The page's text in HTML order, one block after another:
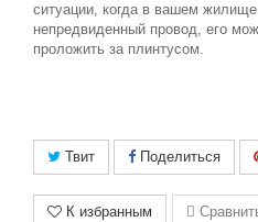
ситуации, когда в вашем
непредвиденный провод, его
проложить за плинтусом.
Твит Поделиться
К избранным